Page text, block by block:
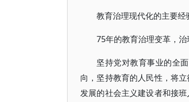
教育治理现代化的主要经
75年的教育治理变革，
坚持党对教育事业的全
向，坚持教育的人民性，将
发展的社会主义建设者和接